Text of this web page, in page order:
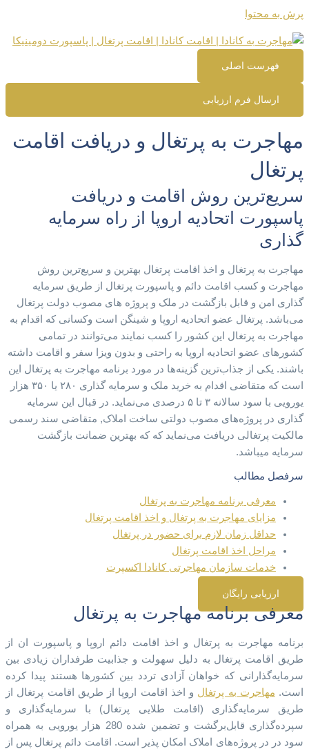
پرش به محتوا
فهرست اصلی
ارسال فرم ارزیابی
مهاجرت به پرتغال و دریافت اقامت
پرتغال
سریع‌ترین روش اقامت و دریافت
پاسپورت اتحادیه اروپا از راه سرمایه
گذاری
مهاجرت به پرتغال و اخذ اقامت پرتغال بهترین و سریع‌ترین روش
مهاجرت و کسب اقامت دائم و پاسپورت پرتغال از طریق سرمایه
گذاری امن و قابل بازگشت در ملک و پروژه های مصوب دولت پرتغال
می‌باشد. پرتغال عضو اتحادیه اروپا و شینگن است وکسانی که اقدام به
مهاجرت به پرتغال این کشور را کسب نمایند می‌توانند در تمامی
کشورهای عضو اتحادیه اروپا به راحتی و بدون ویزا سفر و اقامت داشته
باشند. یکی از جذاب‌ترین گزینه‌ها در مورد برنامه مهاجرت به پرتغال این
است که متقاضی اقدام به خرید ملک و سرمایه گذاری ۲۸۰ یا ۳۵۰ هزار
یورویی با سود سالانه ۳ تا ۵ درصدی می‌نماید. در قبال این سرمایه
گذاری در پروژه‌های مصوب دولتی ساخت املاک, متقاضی سند رسمی
مالکیت پرتغالی دریافت می‌نماید که که بهترین ضمانت بازگشت
سرمایه میباشد.
سرفصل مطالب
معرفی برنامه مهاجرت به پرتغال
مزایای مهاجرت به پرتغال و اخذ اقامت پرتغال
حداقل زمان لازم برای حضور در پرتغال
مراحل اخذ اقامت پرتغال
خدمات سازمان مهاجرتی کانادا اکسپرت
ارزیابی رایگان
معرفی برنامه مهاجرت به پرتغال
برنامه مهاجرت به پرتغال و اخذ اقامت دائم اروپا و پاسپورت ان از
طریق
اقامت پرتغال به دلیل سهولت و جذابیت طرفداران زیادی بین
سرمایه‌گذارانی که خواهان آزادی تردد بین کشورها هستند پیدا کرده
است. مهاجرت به پرتغال و اخذ اقامت اروپا از طریق اقامت پرتغال از
طریق سرمایه‌گذاری (اقامت طلایی پرتغال) با سرمایه‌گذاری و
سپرده‌گذاری قابل‌برگشت و تضمین شده 280 هزار یورویی به همراه
سود در در پروژه‌های املاک امکان پذیر است. اقامت دائم پرتغال پس از